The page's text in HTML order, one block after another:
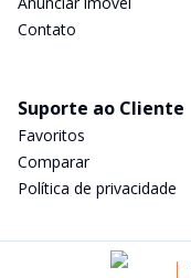
Contato
Suporte ao Cliente
Favoritos
Comparar
Política de privacidade